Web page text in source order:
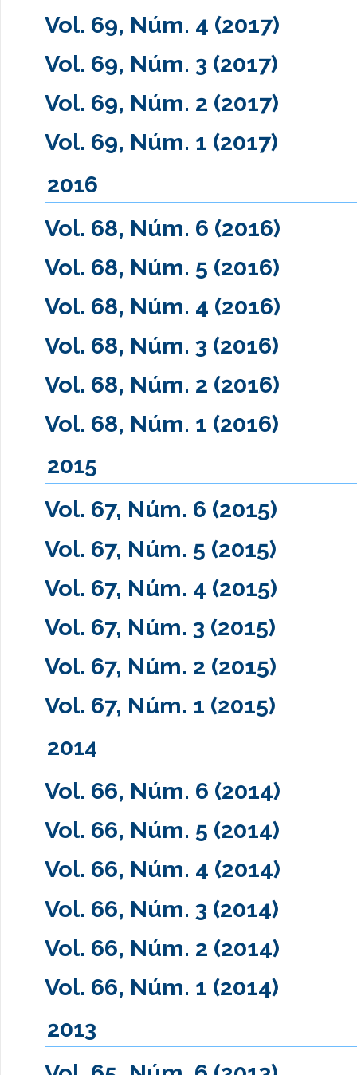
Vol. 69, Núm. 4 (2017)
Vol. 69, Núm. 3 (2017)
Vol. 69, Núm. 2 (2017)
Vol. 69, Núm. 1 (2017)
2016
Vol. 68, Núm. 6 (2016)
Vol. 68, Núm. 5 (2016)
Vol. 68, Núm. 4 (2016)
Vol. 68, Núm. 3 (2016)
Vol. 68, Núm. 2 (2016)
Vol. 68, Núm. 1 (2016)
2015
Vol. 67, Núm. 6 (2015)
Vol. 67, Núm. 5 (2015)
Vol. 67, Núm. 4 (2015)
Vol. 67, Núm. 3 (2015)
Vol. 67, Núm. 2 (2015)
Vol. 67, Núm. 1 (2015)
2014
Vol. 66, Núm. 6 (2014)
Vol. 66, Núm. 5 (2014)
Vol. 66, Núm. 4 (2014)
Vol. 66, Núm. 3 (2014)
Vol. 66, Núm. 2 (2014)
Vol. 66, Núm. 1 (2014)
2013